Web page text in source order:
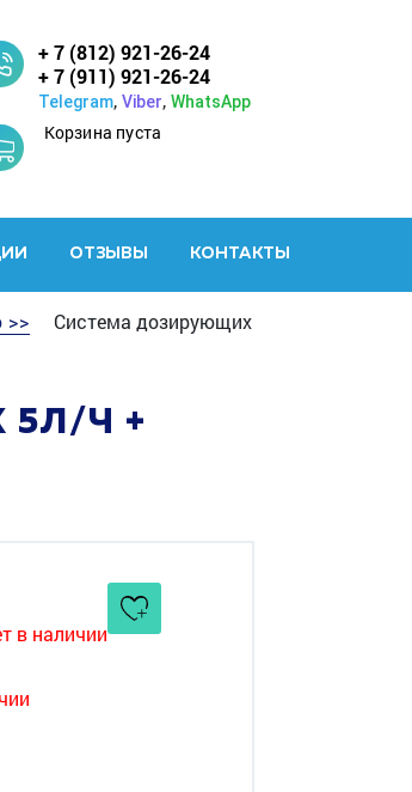
+ 7 (812) 921-26-24
+ 7 (911) 921-26-24
Telegram, Viber, WhatsApp
Корзина пуста
ОТЗЫВЫ КОНТАКТЫ
Система дозирующих
5Л/Ч +
в наличии